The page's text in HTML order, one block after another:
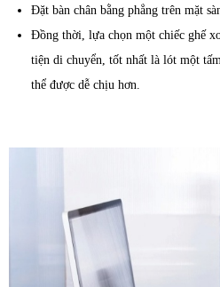
Đặt bàn chân bằng phẳng trên mặt
Đồng thời, lựa chọn một chiếc ghế
tiện di chuyển, tốt nhất là lót một
thể được dễ chịu hơn.